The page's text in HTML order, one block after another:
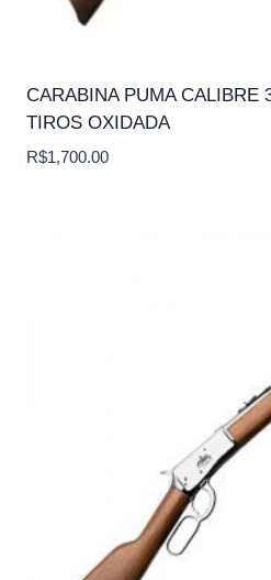
CARABINA PUMA CALIBRE
TIROS OXIDADA
R$1,700.00